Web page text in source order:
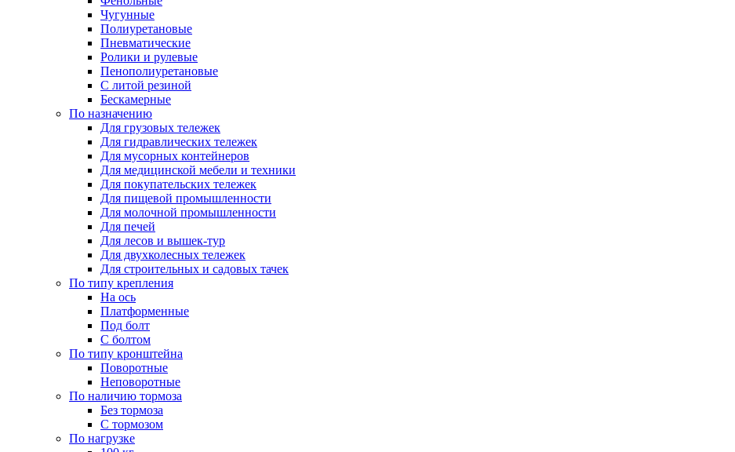
Чугунные
Полиуретановые
Пневматические
Ролики и рулевые
Пенополиуретановые
С литой резиной
Бескамерные
По назначению
Для грузовых тележек
Для гидравлических тележек
Для мусорных контейнеров
Для медицинской мебели и техники
Для покупательских тележек
Для пищевой промышленности
Для молочной промышленности
Для печей
Для лесов и вышек-тур
Для двухколесных тележек
Для строительных и садовых тачек
По типу крепления
На ось
Платформенные
Под болт
С болтом
По типу кронштейна
Поворотные
Неповоротные
По наличию тормоза
Без тормоза
С тормозом
По нагрузке